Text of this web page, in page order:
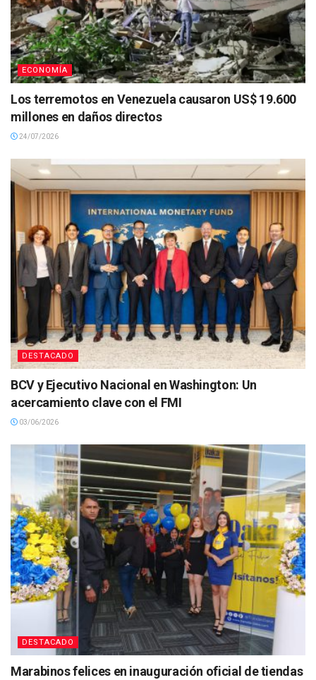
ECONOMÍA
Los terremotos en Venezuela causaron US$ 19.600
millones en daños directos
24/07/2026
DESTACADO
BCV y Ejecutivo Nacional en Washington: Un
acercamiento clave con el FMI
03/06/2026
DESTACADO
Marabinos felices en inauguración oficial de tiendas